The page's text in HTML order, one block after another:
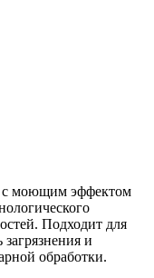
моющим эффектом
Подходит для
и
обработки.